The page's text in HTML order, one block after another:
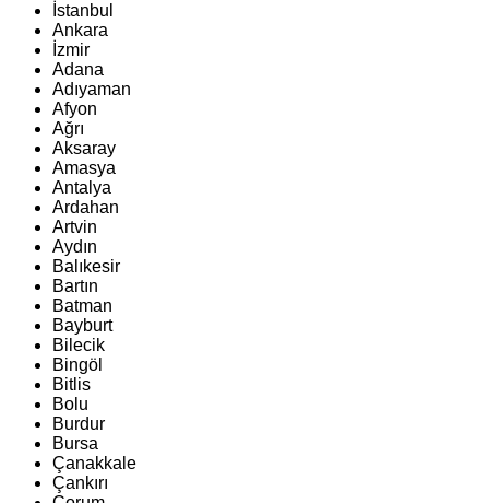
İstanbul
Ankara
İzmir
Adana
Adıyaman
Afyon
Ağrı
Aksaray
Amasya
Antalya
Ardahan
Artvin
Aydın
Balıkesir
Bartın
Batman
Bayburt
Bilecik
Bingöl
Bitlis
Bolu
Burdur
Bursa
Çanakkale
Çankırı